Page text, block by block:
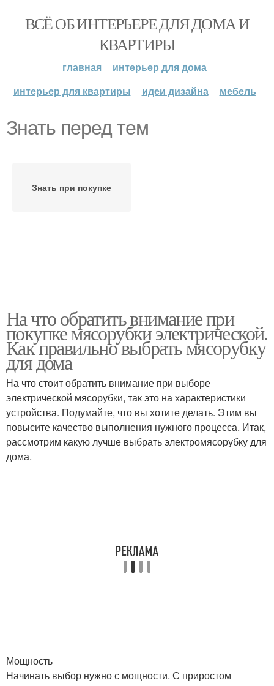
ВСЁ ОБ ИНТЕРЬЕРЕ ДЛЯ ДОМА И
КВАРТИРЫ
главная
интерьер для дома
интерьер для квартиры
идеи дизайна мебель
Знать перед тем
Знать при покупке
На что обратить внимание при
покупке мясорубки электрической.
Как правильно выбрать мясорубку
для дома
На что стоит обратить внимание при выборе
электрической мясорубки, так это на характеристики
устройства. Подумайте, что вы хотите делать. Этим вы
повысите качество выполнения нужного процесса. Итак,
рассмотрим какую лучше выбрать электромясорубку для
дома.
Мощность
Начинать выбор нужно с мощности. С приростом